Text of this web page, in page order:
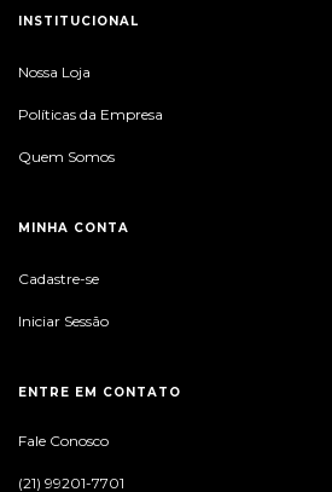
INSTITUCIONAL
Nossa Loja
Políticas da Empresa
Quem Somos
MINHA CONTA
Cadastre-se
Iniciar Sessão
ENTRE EM CONTATO
Fale Conosco
(21) 99201-7701